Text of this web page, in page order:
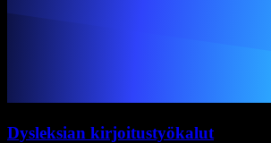
Dysleksian kirjoitustyökalut